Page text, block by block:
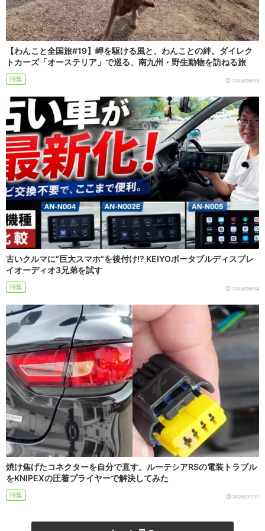
【わんこと全国旅#19】岬を駆ける風と、わんことの絆。ダイレク
トカーズ「オーステリア」で巡る、南九州・野生動物を訪ねる旅
特集 2026/08/05
古いクルマに“巨大スマホ”を後付け!? KEIYOポータブルディスプレ
イオーディオ3兄弟を試す
特集 2026/08/04
焼け焦げたコネクターを自分で直す。ルーテシアRSの電装トラブル
をKNIPEXの圧着プライヤーで解決してみた
特集 2026/07/31